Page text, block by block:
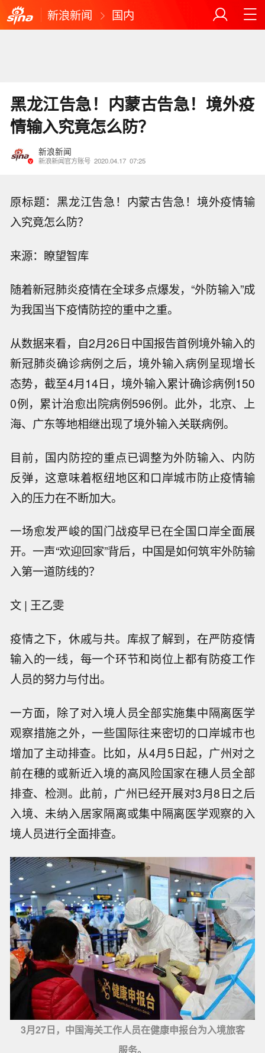
新浪新闻 国内
黑龙江告急！内蒙古告急！境外疫
情输入究竟怎么防？
新浪新闻
新浪新闻官方账号 2020.04.17 07:25
原标题：黑龙江告急！内蒙古告急！境外疫情输
入究竟怎么防？
来源：瞭望智库
随着新冠肺炎疫情在全球多点爆发，“外防输入”成
为我国当下疫情防控的重中之重。
从数据来看，自2月26日中国报告首例境外输入的
新冠肺炎确诊病例之后，境外输入病例呈现增长
态势，截至4月14日，境外输入累计确诊病例150
0例，累计治愈出院病例596例。此外，北京、上
海、广东等地相继出现了境外输入关联病例。
目前，国内防控的重点已调整为外防输入、内防
反弹，这意味着枢纽地区和口岸城市防止疫情输
入的压力在不断加大。
一场愈发严峻的国门战疫早已在全国口岸全面展
开。一声“欢迎回家”背后，中国是如何筑牢外防输
入第一道防线的？
文 | 王乙雯
疫情之下，休戚与共。库叔了解到，在严防疫情
输入的一线，每一个环节和岗位上都有防疫工作
人员的努力与付出。
一方面，除了对入境人员全部实施集中隔离医学
观察措施之外，一些国际往来密切的口岸城市也
增加了主动排查。比如，从4月5日起，广州对之
前在穗的或新近入境的高风险国家在穗人员全部
排查、检测。此前，广州已经开展对3月8日之后
入境、未纳入居家隔离或集中隔离医学观察的入
境人员进行全面排查。
3月27日，中国海关工作人员在健康申报台为入境旅客
服务。